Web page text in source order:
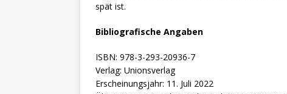
spät ist.
Bibliografische Angaben
ISBN: 978-3-293-20936-7
Verlag: Unionsverlag
Erscheinungsjahr: 11. Juli 2022